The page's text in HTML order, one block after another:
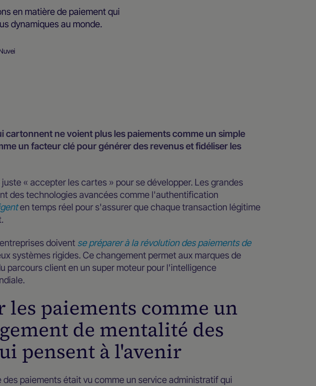
en matière de paiement qui
dynamiques au monde.
cartonnent ne voient plus les paiements comme un simple
un facteur clé pour générer des revenus et fidéliser les
« accepter les cartes » pour se développer. Les grandes
des technologies avancées comme l'authentification
en temps réel pour s'assurer que chaque transaction légitime
doivent se préparer à la révolution des paiements de
systèmes rigides. Ce changement permet aux marques de
parcours client en un super moteur pour l'intelligence
les paiements comme un
de mentalité des
pensent à l'avenir
des paiements était vu comme un service administratif qui